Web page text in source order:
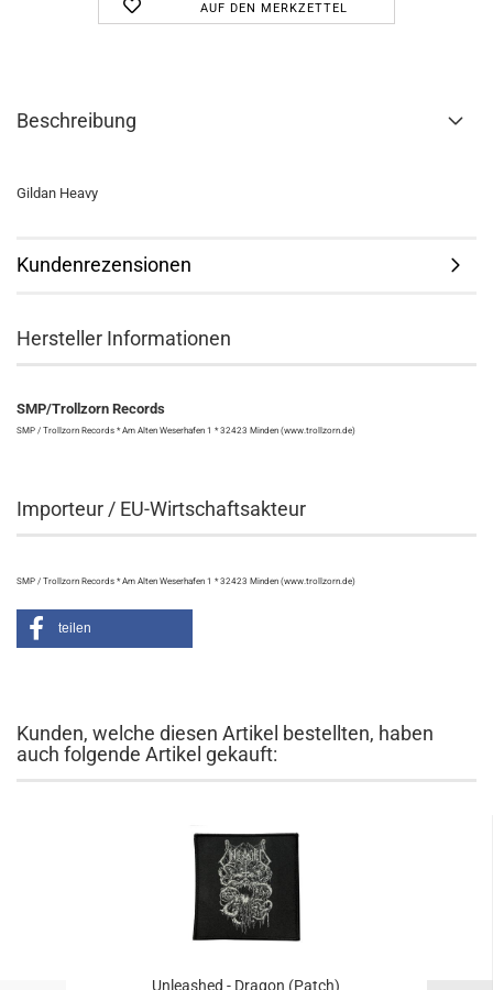
AUF DEN MERKZETTEL
Beschreibung
Gildan Heavy
Kundenrezensionen
Hersteller Informationen
SMP/Trollzorn Records
SMP / Trollzorn Records * Am Alten Weserhafen 1 * 32423 Minden (www.trollzorn.de)
Importeur / EU-Wirtschaftsakteur
SMP / Trollzorn Records * Am Alten Weserhafen 1 * 32423 Minden (www.trollzorn.de)
teilen
Kunden, welche diesen Artikel bestellten, haben
auch folgende Artikel gekauft:
Unleashed - Dragon (Patch)